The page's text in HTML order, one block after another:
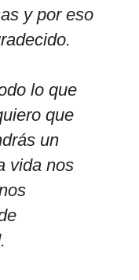
y por eso
lo que
que
un
vida nos